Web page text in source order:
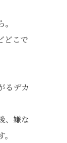
どこで
るデカ
、嫌な